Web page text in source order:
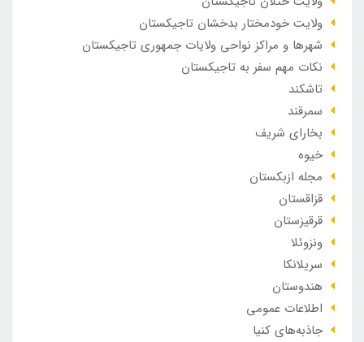
ولایت خودمختار بدخشان تاجیکستان
شهرها و مراکز نواحی ولایات جمهوری تاجیکستان
نکات مهم سفر به تاجیکستان
تاشکند
سمرقند
بخارای شریف
خیوه
مجله ازبکستان
قزاقستان
قرقیزستان
ونزوئلا
سریلانکا
هندوستان
اطلاعات عمومی
جاذبه‌های کنیا